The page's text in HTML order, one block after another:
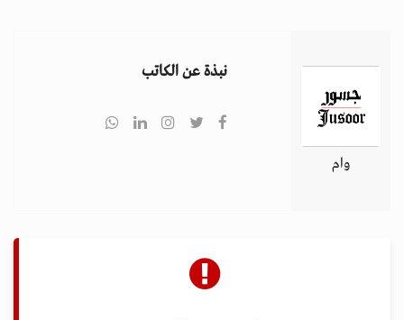
t
o
وام
نبذة عن الكاتب